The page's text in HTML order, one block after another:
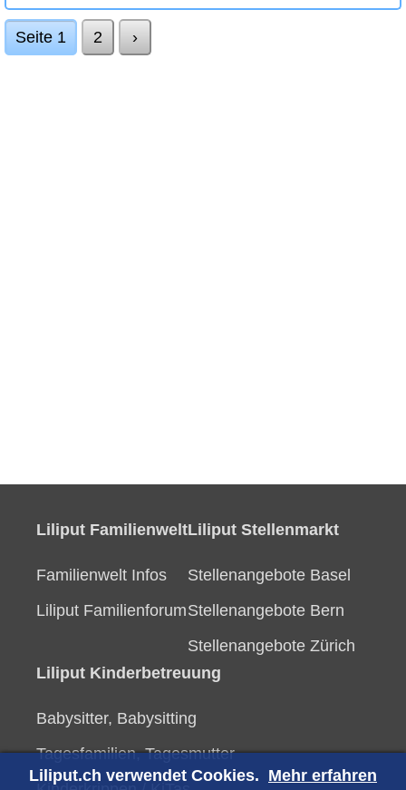
Seite 1 2 ›
Liliput Familienwelt
Familienwelt Infos
Liliput Familienforum
Liliput Stellenmarkt
Stellenangebote Basel
Stellenangebote Bern
Stellenangebote Zürich
Liliput Kinderbetreuung
Babysitter, Babysitting
Tagesfamilien, Tagesmutter
Liliput.ch verwendet Cookies. Mehr erfahren